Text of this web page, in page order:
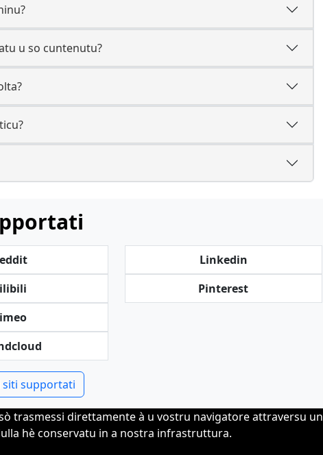
u so cuntenutu?
Linkedin
Pinterest
siti supportati
trasmessi direttamente à u vostru navigatore attraversu un
hè conservatu in a nostra infrastruttura.